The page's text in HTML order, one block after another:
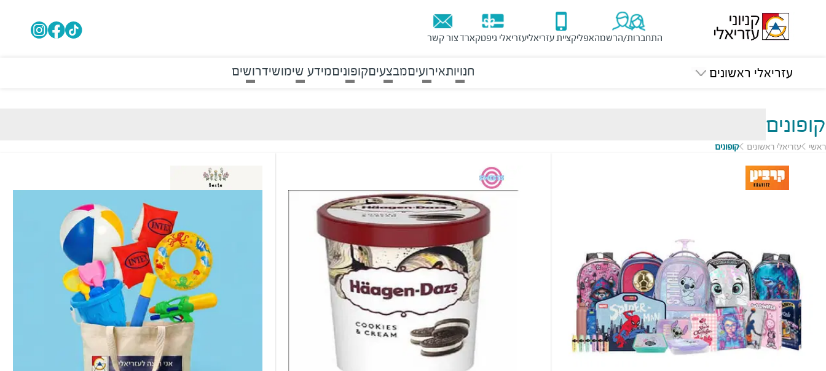
התחברות/הרשמהאפליקציית עזריאליעזריאלי גיפטקארדצור קשר
עזריאלי ראשונים חנויותאירועיםמבצעיםקופוניםמידע שימושידרושים
קופונים
ראשי עזריאלי ראשונים קופונים